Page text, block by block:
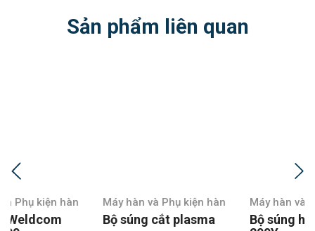
Sản phẩm liên quan
Máy hàn và Phụ kiện hàn
Bộ súng cắt plasma
Máy hàn và Phụ kiện hàn
Bộ súng hàn Mig